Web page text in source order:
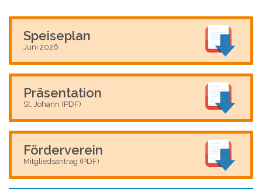
Speiseplan
Juni 2026
Präsentation
St. Johann (PDF)
Förderverein
Mitgliedsantrag (PDF)